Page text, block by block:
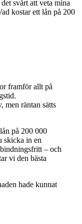
svårt att veta mina
kostar ett lån på 200
framför allt på
men räntan sätts
på 200 000
skicka in en
– och
vi den bästa
hade kunnat